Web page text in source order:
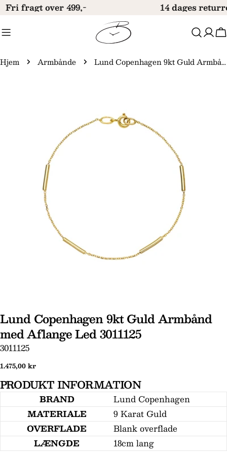
Gå
indhold
Fri fragt over 499,- 14 dages
Hjem Armbånde Lund Copenhagen 9kt Guld Armbånd med Aflange Led 3011125
medie 0 i modal
Lund Copenhagen 9kt Guld Armbånd
med Aflange Led 3011125
SKU:
3011125
Normal
1.475,00 kr
PRODUKT INFORMATION
BRAND
Lund Copenhagen
MATERIALE
9 Karat Guld
OVERFLADE
Blank overflade
LÆNGDE
18cm lang
Stil et spørgsmål
Din
email
Din
telefon
Din
besked